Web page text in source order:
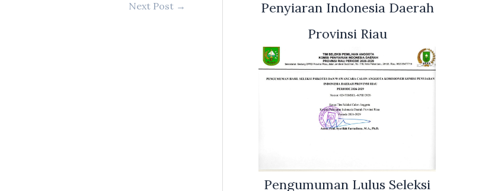
Next Post →
Penyiaran Indonesia Daerah
Provinsi Riau
Pengumuman Lulus Seleksi